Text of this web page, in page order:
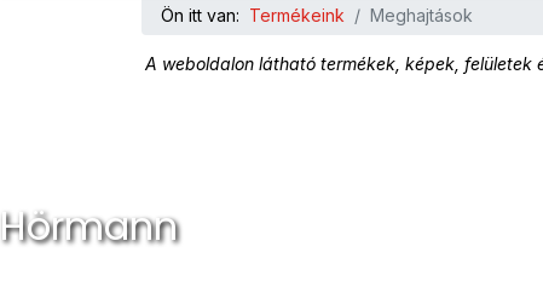
Ön itt van: Termékeink Meghajtások
A weboldalon látható termékek, képek, felületek
Hörmann